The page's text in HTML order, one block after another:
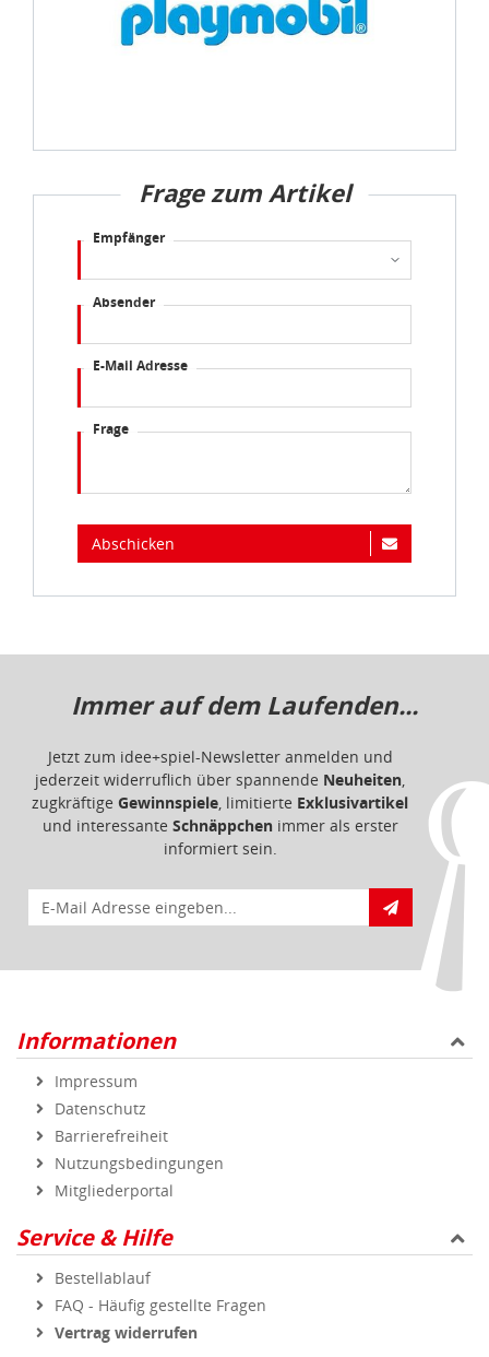
Verarbeitung von Daten in den USA eingehalten werden.
Frage zum Artikel
Empfänger
Absender
E-Mail Adresse
Frage
Abschicken
Immer auf dem Laufenden...
Jetzt zum idee+spiel-Newsletter anmelden und
jederzeit widerruflich über spannende Neuheiten,
zugkräftige Gewinnspiele, limitierte Exklusivartikel
und interessante Schnäppchenimmer als erster
informiert sein.
E-Mail für Newsletteranmeldung
Informationen
Impressum
Datenschutz
Barrierefreiheit
Nutzungsbedingungen
Mitgliederportal
Service & Hilfe
Bestellablauf
FAQ - Häufig gestellte Fragen
Vertrag widerrufen